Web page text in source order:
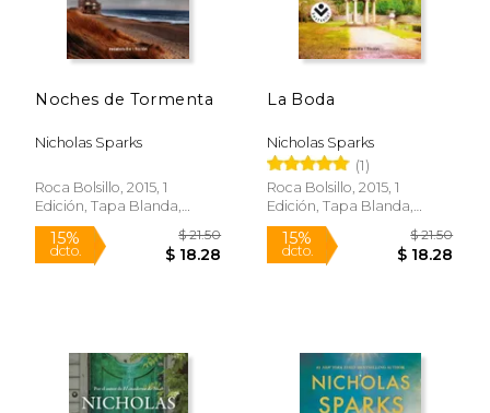
Noches de Tormenta
Nicholas Sparks
Roca Bolsillo, 2015, 1
Edición, Tapa Blanda,
Nuevo
La Boda
Nicholas Sparks
(1)
Roca Bolsillo, 2015, 1
Edición, Tapa Blanda,
Nuevo